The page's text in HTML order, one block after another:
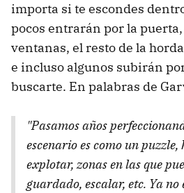
importa si te escondes
pocos entrarán por la
ventanas, el resto de la
e incluso algunos subirán
buscarte. En palabras de
"Pasamos años
escenario es como un puzzle,
explotar, zonas en las que
guardado, escalar, etc. Ya no